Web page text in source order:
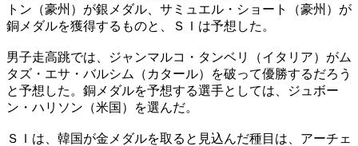
トン（豪州）が銀メダル、サミュエル・ショート（豪州）が
銅メダルを獲得するものと、ＳＩは予想した。
男子走高跳では、ジャンマルコ・タンベリ（イタリア）がム
タズ・エサ・バルシム（カタール）を破って優勝するだろう
と予想した。銅メダルを予想する選手としては、ジュボー
ン・ハリソン（米国）を選んだ。
ＳＩは、韓国が金メダルを取ると見込んだ種目は、アーチェ